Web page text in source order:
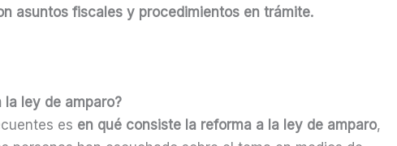
asuntos fiscales y procedimientos en trámite.
la ley de amparo?
es en qué consiste la reforma a la ley de amparo,